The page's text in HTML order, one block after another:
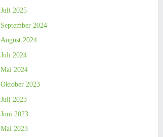
Juli 2025
September 2024
August 2024
Juli 2024
Mai 2024
Oktober 2023
Juli 2023
Juni 2023
Mai 2023